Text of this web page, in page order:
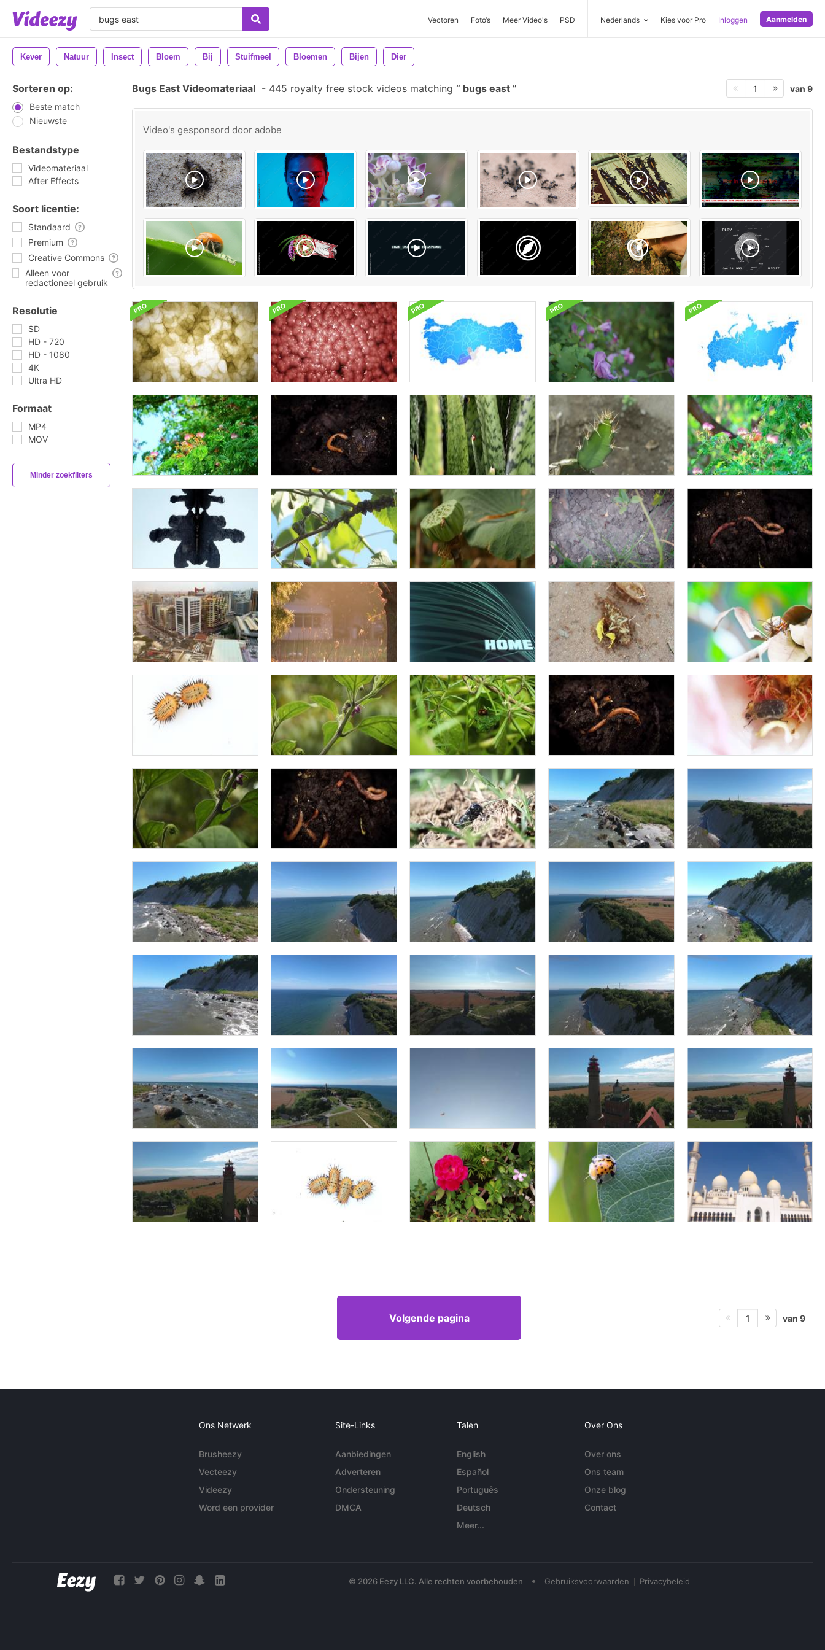
Vectoren Foto‘s Meer Video's PSD Nederlands Kies voor Pro Inloggen Aanmelden
Kever Natuur Insect Bloem Bij Stuifmeel Bloemen Bijen Dier
Sorteren op:
Beste match
Nieuwste
Bestandstype
Videomateriaal
After Effects
Soort licentie:
Standaard
Premium
Creative Commons
Alleen voor
redactioneel gebruik
Resolutie
SD
HD - 720
HD - 1080
4K
Ultra HD
Formaat
MP4
MOV
Minder zoekfilters
Bugs East Videomateriaal - 445 royalty free stock videos matching bugs east 1 van 9
Video's gesponsord door adobe
Volgende pagina 1 van 9
Ons Netwerk
Brusheezy
Vecteezy
Videezy
Word een provider
Site-Links
Aanbiedingen
Adverteren
Ondersteuning
DMCA
Talen
English
Español
Português
Deutsch
Meer...
Over Ons
Over ons
Ons team
Onze blog
Contact
© 2026 Eezy LLC. Alle rechten voorbehouden • Gebruiksvoorwaarden Privacybeleid